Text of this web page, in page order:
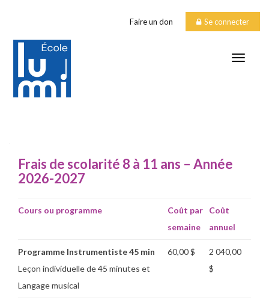
Faire un don Se connecter
Frais de scolarité 8 à 11 ans – Année
2026-2027
Cours ou programme
Coût par
semaine
Coût
annuel
Programme Instrumentiste 45 min
Leçon individuelle de 45 minutes et
Langage musical
60,00 $
2 040,00
$